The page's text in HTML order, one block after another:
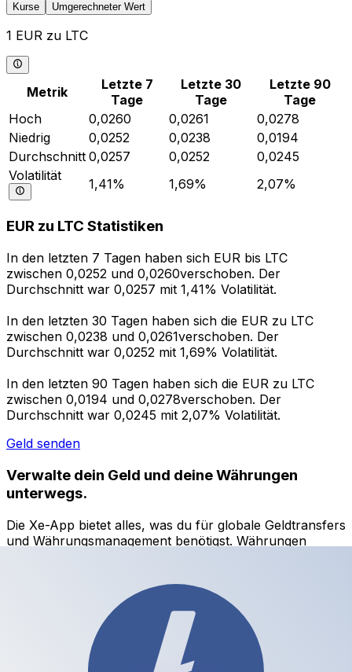
Kurse Umgerechneter Wert
1 EUR zu LTC
Metrik
Letzte 7
Tage
Letzte 30
Tage
Letzte 90
Tage
Hoch
0,0260 0,0261
0,0278
Niedrig
0,0252 0,0238
0,0194
Durchschnitt 0,0257 0,0252
0,0245
Volatilität
1,41% 1,69% 2,07%
EUR zu LTC Statistiken
In den letzten 7 Tagen haben sich EUR bis LTC
zwischen 0,0252 und 0,0260verschoben. Der
Durchschnitt war 0,0257 mit 1,41% Volatilität.
In den letzten 30 Tagen haben sich die EUR zu LTC
zwischen 0,0238 und 0,0261verschoben. Der
Durchschnitt war 0,0252 mit 1,69% Volatilität.
In den letzten 90 Tagen haben sich die EUR zu LTC
zwischen 0,0194 und 0,0278verschoben. Der
Durchschnitt war 0,0245 mit 2,07% Volatilität.
Geld senden
Verwalte dein Geld und deine Währungen
unterwegs.
Die Xe-App bietet alles, was du für globale Geldtransfers
und Währungsmanagement benötigst. Währungen
Gebühren. Heute herunterladen!